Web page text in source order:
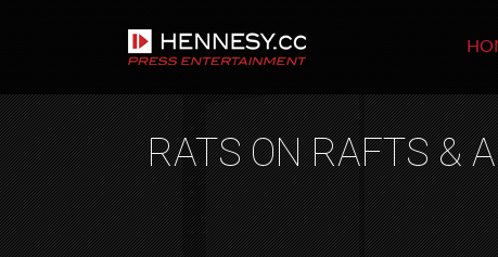
RATS ON RAFTS &